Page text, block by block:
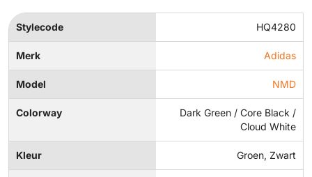
Stylecode HQ4280
Merk Adidas
Model NMD
Colorway
Dark Green / Core Black /
Cloud White
Kleur Groen, Zwart